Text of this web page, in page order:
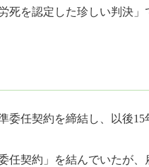
を認定した珍しい判決
任契約を締結し、以後
契約」を結んでいたが